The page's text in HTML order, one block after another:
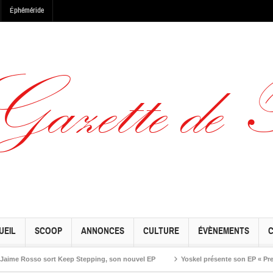
Éphéméride
SCOOP ANNONCES CULTURE ÉVÈNEMENTS
sort Keep Stepping, son nouvel EP Yoskel présente son EP «